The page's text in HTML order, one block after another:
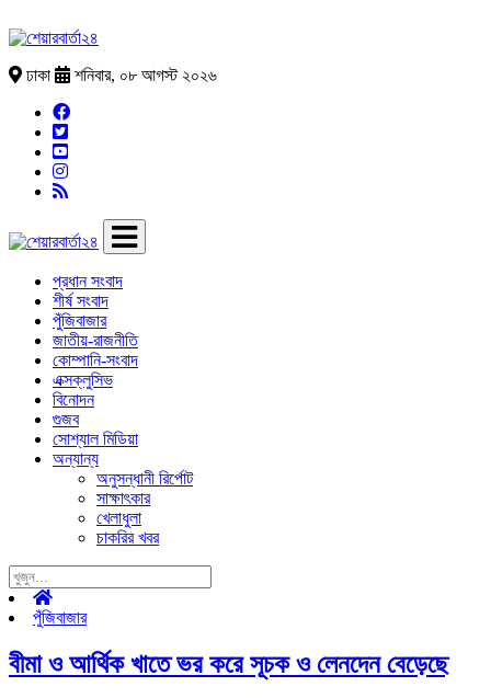
ঢাকা শনিবার, ০৮ আগস্ট ২০২৬
প্রধান সংবাদ
শীর্ষ সংবাদ
পুঁজিবাজার
জাতীয়-রাজনীতি
কোম্পানি-সংবাদ
এক্সক্লুসিভ
বিনোদন
গুজব
সোশ্যাল মিডিয়া
অন্যান্য
অনুসন্ধানী রির্পোট
সাক্ষাৎকার
খেলাধুলা
চাকরির খবর
পুঁজিবাজার
বীমা ও আর্থিক খাতে ভর করে সূচক ও লেনদেন বেড়েছে